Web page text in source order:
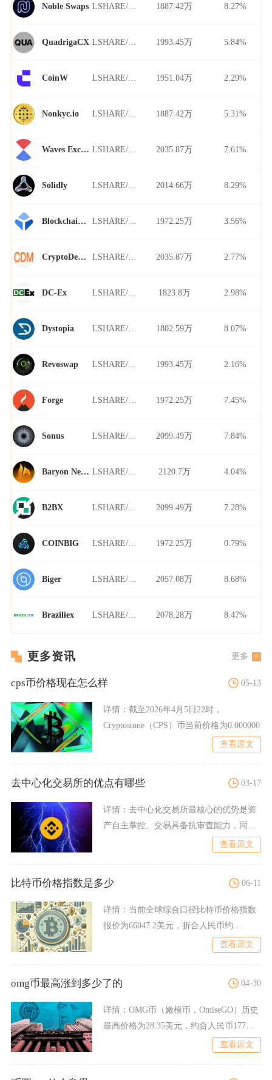
Noble Swaps 1887.42万 8.27%
QuadrigaCX 1993.45万 5.84%
CoinW 1951.04万 2.29%
Nonkyc.io 1887.42万 5.31%
Waves Exchange 2035.87万 7.61%
Solidly 2014.66万 8.29%
Blockchain.com 1972.25万 3.56%
CryptoDerivatives 2035.87万 2.77%
DC-Ex 1823.8万 2.98%
Dystopia 1802.59万 8.07%
Revoswap 1993.45万 2.16%
Forge 1972.25万 7.45%
Sonus 2099.49万 7.84%
Baryon Network 2120.7万 4.04%
B2BX 2099.49万 7.28%
COINBIG 1972.25万 0.79%
Biger 2057.08万 8.68%
Braziliex 2078.28万 8.47%
更多资讯 更多
cps币价格现在怎么样 05-13
详情： 截至2026年4月5日22时，
Cryptostone（CPS）币当前价格为0.000000
查看原文
去中心化交易所的优点有哪些 03-17
详情： 去中心化交易所最核心的优势是资
产自主掌控、交易具备抗审查能力，同时
查看原文
比特币价格指数是多少 06-11
详情： 当前全球综合口径比特币价格指数
报价为66047.2美元，折合人民币约
查看原文
omg币最高涨到多少了的 04-30
详情： OMG币（嫩模币，OmiseGO）历史
最高价格为28.35美元，约合人民币177元
查看原文